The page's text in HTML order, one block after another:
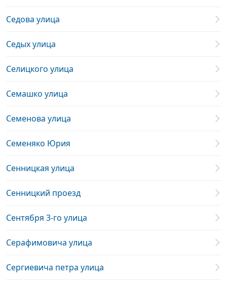
Седова улица
Седых улица
Селицкого улица
Семашко улица
Семенова улица
Семеняко Юрия
Сенницкая улица
Сенницкий проезд
Сентября 3-го улица
Серафимовича улица
Сергиевича петра улица